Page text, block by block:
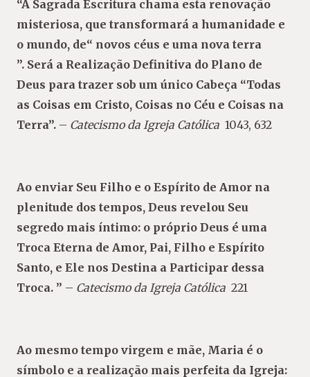
“A Sagrada Escritura chama esta renovação
misteriosa, que transformará a humanidade e
o mundo, de“ novos céus e uma nova terra
”. Será a Realização Definitiva do Plano de
Deus para trazer sob um único Cabeça “Todas
as Coisas em Cristo, Coisas no Céu e Coisas na
Terra”. – Catecismo da Igreja Católica 1043, 632
Ao enviar Seu Filho e o Espírito de Amor na
plenitude dos tempos, Deus revelou Seu
segredo mais íntimo: o próprio Deus é uma
Troca Eterna de Amor, Pai, Filho e Espírito
Santo, e Ele nos Destina a Participar dessa
Troca. ” – Catecismo da Igreja Católica 221
Ao mesmo tempo virgem e mãe, Maria é o
símbolo e a realização mais perfeita da Igreja: